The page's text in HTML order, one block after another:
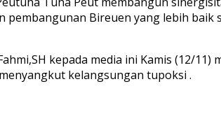
Bireuen yang lebih
kepada media ini Kamis (12/
kelangsungan tupoksi .